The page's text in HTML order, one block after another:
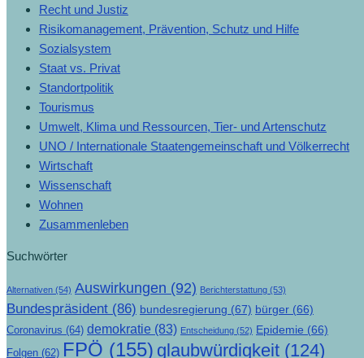
Recht und Justiz
Risikomanagement, Prävention, Schutz und Hilfe
Sozialsystem
Staat vs. Privat
Standortpolitik
Tourismus
Umwelt, Klima und Ressourcen, Tier- und Artenschutz
UNO / Internationale Staatengemeinschaft und Völkerrecht
Wirtschaft
Wissenschaft
Wohnen
Zusammenleben
Suchwörter
Alternativen (54) Auswirkungen (92) Berichterstattung (53)
Bundespräsident (86) bundesregierung (67) bürger (66)
Coronavirus (64) demokratie (83) Entscheidung (52) Epidemie (66)
Folgen (62) FPÖ (155) glaubwürdigkeit (124)